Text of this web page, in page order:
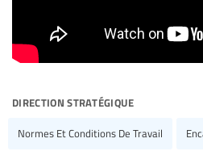
direction stratégique
Normes Et Conditions De Travail